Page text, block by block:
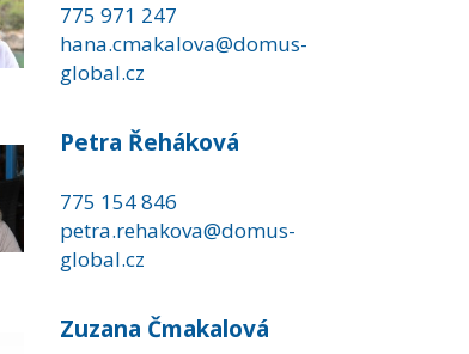
775 971 247
hana.cmakalova@domus-
global.cz
Petra Řeháková
775 154 846
petra.rehakova@domus-
global.cz
Zuzana Čmakalová